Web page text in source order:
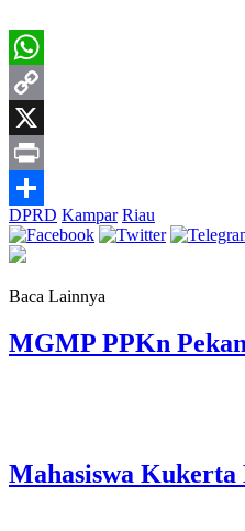
WhatsApp
Copy
Link
X
Print
Share
DPRD Kampar Riau
Baca Lainnya
MGMP PPKn
Mahasiswa Kukerta